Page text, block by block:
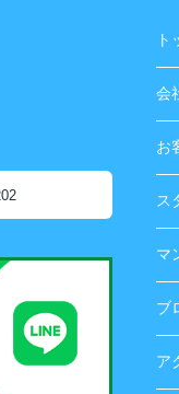
ト
会
お
ス
マ
ブ
ア